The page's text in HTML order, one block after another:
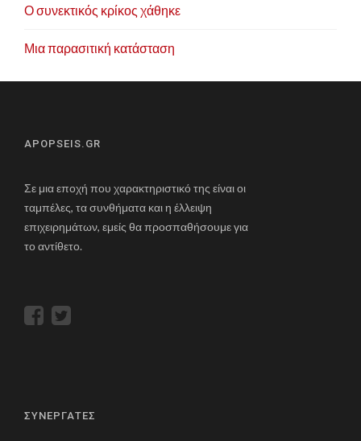
Ο συνεκτικός κρίκος χάθηκε
Μια παρασιτική κατάσταση
APOPSEIS.GR
Σε μια εποχή που χαρακτηριστικό της είναι οι
ταμπέλες, τα συνθήματα και η έλλειψη
επιχειρημάτων, εμείς θα προσπαθήσουμε για
το αντίθετο.
ΣΥΝΕΡΓΑΤΕΣ